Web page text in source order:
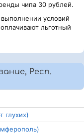
чипа 30 рублей.
условий
льготный
Респ.
глухих)